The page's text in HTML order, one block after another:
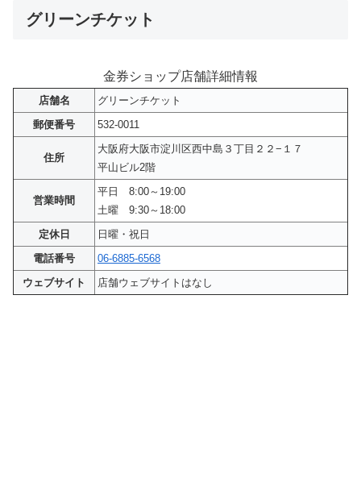
グリーンチケット
金券ショップ店舗詳細情報
店舗名
グリーンチケット
郵便番号
532-0011
住所
大阪府大阪市淀川区西中島３丁目２２−１７
平山ビル2階
営業時間
平日 8:00～19:00
土曜 9:30～18:00
定休日
日曜・祝日
電話番号
06-6885-6568
ウェブサイト
店舗ウェブサイトはなし